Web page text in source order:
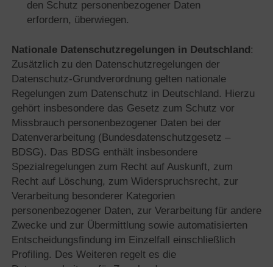
den Schutz personenbezogener Daten
erfordern, überwiegen.
Nationale Datenschutzregelungen in Deutschland:
Zusätzlich zu den Datenschutzregelungen der
Datenschutz-Grundverordnung gelten nationale
Regelungen zum Datenschutz in Deutschland. Hierzu
gehört insbesondere das Gesetz zum Schutz vor
Missbrauch personenbezogener Daten bei der
Datenverarbeitung (Bundesdatenschutzgesetz –
BDSG). Das BDSG enthält insbesondere
Spezialregelungen zum Recht auf Auskunft, zum
Recht auf Löschung, zum Widerspruchsrecht, zur
Verarbeitung besonderer Kategorien
personenbezogener Daten, zur Verarbeitung für andere
Zwecke und zur Übermittlung sowie automatisierten
Entscheidungsfindung im Einzelfall einschließlich
Profiling. Des Weiteren regelt es die